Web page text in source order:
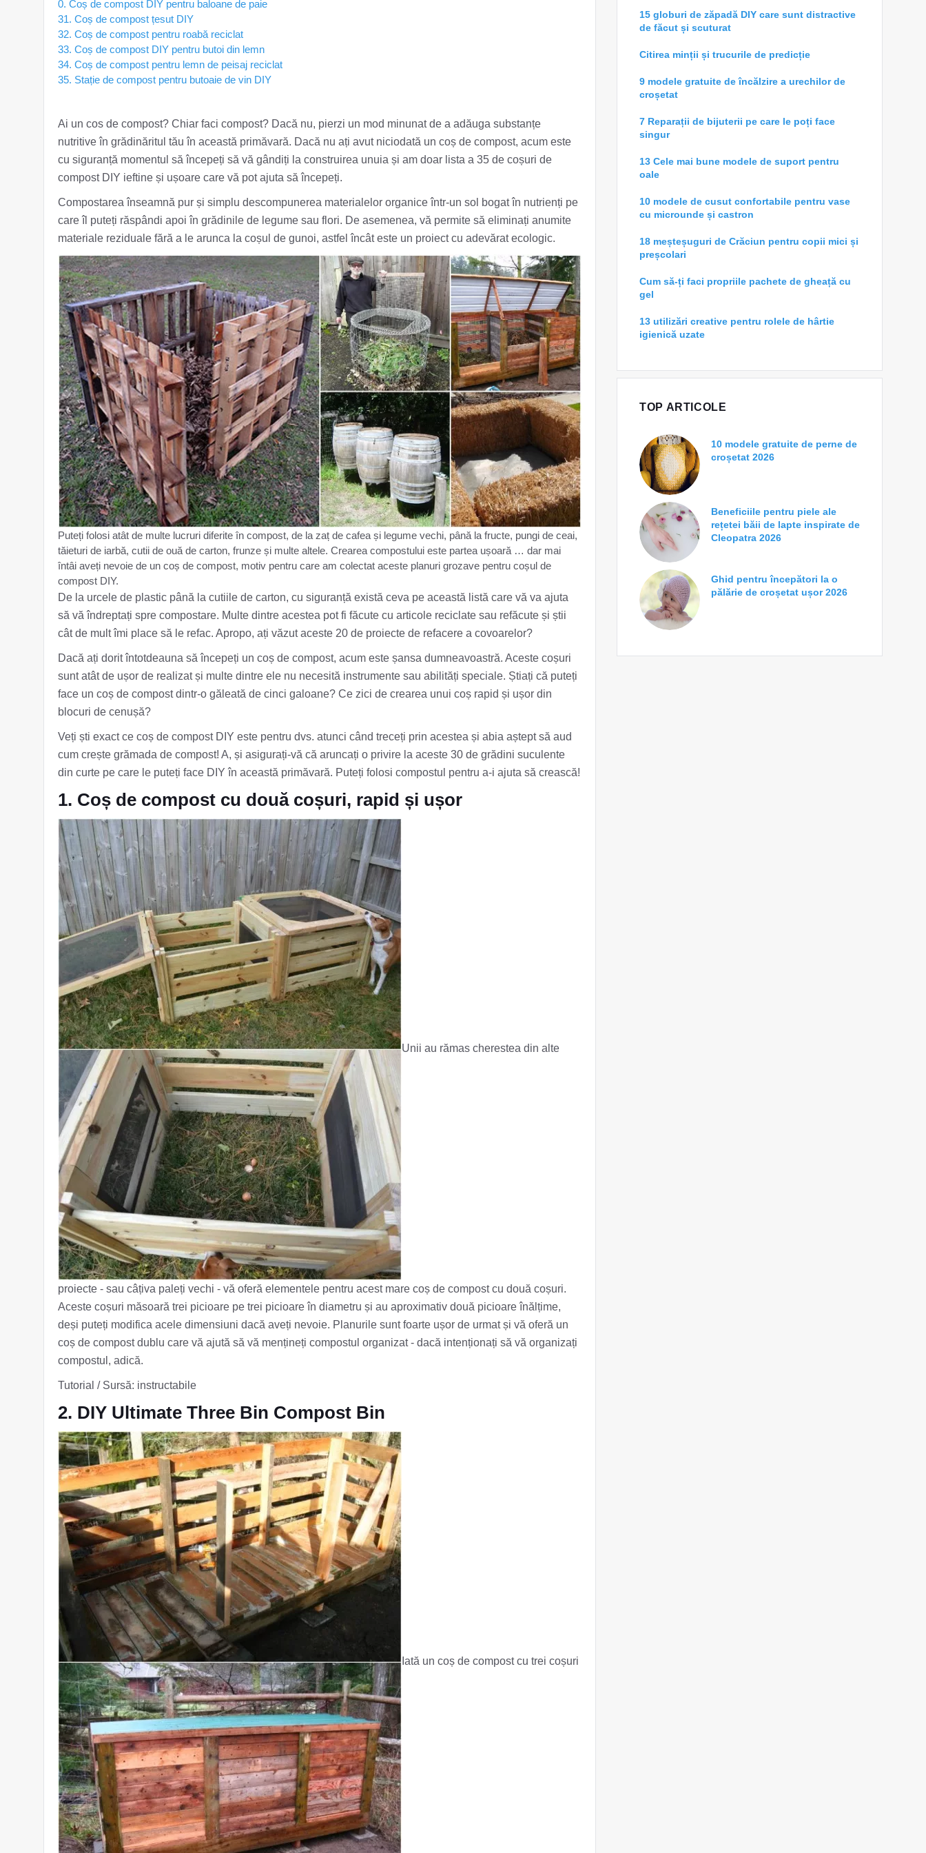
0. Coș de compost DIY pentru baloane de paie
31. Coș de compost țesut DIY
32. Coș de compost pentru roabă reciclat
33. Coș de compost DIY pentru butoi din lemn
34. Coș de compost pentru lemn de peisaj reciclat
35. Stație de compost pentru butoaie de vin DIY
Ai un cos de compost? Chiar faci compost? Dacă nu, pierzi un mod minunat de a adăuga substanțe
nutritive în grădinăritul tău în această primăvară. Dacă nu ați avut niciodată un coș de compost, acum este
cu siguranță momentul să începeți să vă gândiți la construirea unuia și am doar lista a 35 de coșuri de
compost DIY ieftine și ușoare care vă pot ajuta să începeți.
Compostarea înseamnă pur și simplu descompunerea materialelor organice într-un sol bogat în nutrienți pe
care îl puteți răspândi apoi în grădinile de legume sau flori. De asemenea, vă permite să eliminați anumite
materiale reziduale fără a le arunca la coșul de gunoi, astfel încât este un proiect cu adevărat ecologic.
Puteți folosi atât de multe lucruri diferite în compost, de la zaț de cafea și legume vechi, până la fructe, pungi de ceai,
tăieturi de iarbă, cutii de ouă de carton, frunze și multe altele. Crearea compostului este partea ușoară … dar mai
întâi aveți nevoie de un coș de compost, motiv pentru care am colectat aceste planuri grozave pentru coșul de
compost DIY.
De la urcele de plastic până la cutiile de carton, cu siguranță există ceva pe această listă care vă va ajuta
să vă îndreptați spre compostare. Multe dintre acestea pot fi făcute cu articole reciclate sau refăcute și știi
cât de mult îmi place să le refac. Apropo, ați văzut aceste 20 de proiecte de refacere a covoarelor?
Dacă ați dorit întotdeauna să începeți un coș de compost, acum este șansa dumneavoastră. Aceste coșuri
sunt atât de ușor de realizat și multe dintre ele nu necesită instrumente sau abilități speciale. Știați că puteți
face un coș de compost dintr-o găleată de cinci galoane? Ce zici de crearea unui coș rapid și ușor din
blocuri de cenușă?
Veți ști exact ce coș de compost DIY este pentru dvs. atunci când treceți prin acestea și abia aștept să aud
cum crește grămada de compost! A, și asigurați-vă că aruncați o privire la aceste 30 de grădini suculente
din curte pe care le puteți face DIY în această primăvară. Puteți folosi compostul pentru a-i ajuta să crească!
1. Coș de compost cu două coșuri, rapid și ușor
Unii au rămas cherestea din alte
proiecte - sau câțiva paleți vechi - vă oferă elementele pentru acest mare coș de compost cu două coșuri.
Aceste coșuri măsoară trei picioare pe trei picioare în diametru și au aproximativ două picioare înălțime,
deși puteți modifica acele dimensiuni dacă aveți nevoie. Planurile sunt foarte ușor de urmat și vă oferă un
coș de compost dublu care vă ajută să vă mențineți compostul organizat - dacă intenționați să vă organizați
compostul, adică.
Tutorial / Sursă: instructabile
2. DIY Ultimate Three Bin Compost Bin
Iată un coș de compost cu trei coșuri
15 globuri de zăpadă DIY care sunt distractive
de făcut și scuturat
Citirea minții și trucurile de predicție
9 modele gratuite de încălzire a urechilor de
croșetat
7 Reparații de bijuterii pe care le poți face
singur
13 Cele mai bune modele de suport pentru
oale
10 modele de cusut confortabile pentru vase
cu microunde și castron
18 meșteșuguri de Crăciun pentru copii mici și
preșcolari
Cum să-ți faci propriile pachete de gheață cu
gel
13 utilizări creative pentru rolele de hârtie
igienică uzate
TOP ARTICOLE
10 modele gratuite de perne de
croșetat 2026
Beneficiile pentru piele ale
rețetei băii de lapte inspirate de
Cleopatra 2026
Ghid pentru începători la o
pălărie de croșetat ușor 2026